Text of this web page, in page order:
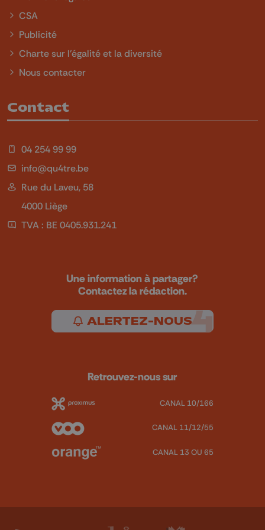
CSA
Publicité
Charte sur l'égalité et la diversité
Nous contacter
Contact
04 254 99 99
info@qu4tre.be
Rue du Laveu, 58
4000 Liège
TVA : BE 0405.931.241
Une information à partager?
Contactez la rédaction.
ALERTEZ-NOUS
Retrouvez-nous sur
CANAL 10/166
CANAL 11/12/55
CANAL 13 OU 65